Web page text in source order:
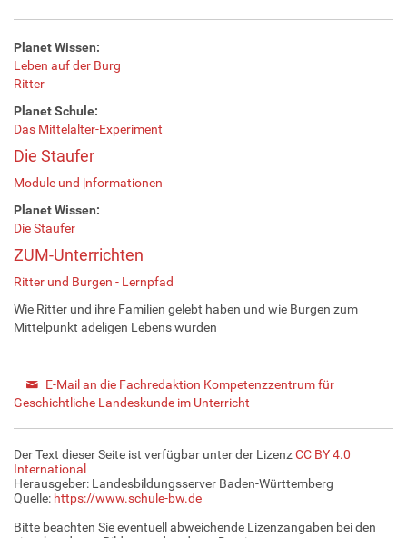
Planet Wissen:
Leben auf der Burg
Ritter
Planet Schule:
Das Mittelalter-Experiment
Die Staufer
Module und |nformationen
Planet Wissen:
Die Staufer
ZUM-Unterrichten
Ritter und Burgen - Lernpfad
Wie Ritter und ihre Familien gelebt haben und wie Burgen zum
Mittelpunkt adeligen Lebens wurden
E-Mail an die Fachredaktion Kompetenzzentrum für
Geschichtliche Landeskunde im Unterricht
Der Text dieser Seite ist verfügbar unter der LizenzCC BY 4.0
International
Herausgeber: Landesbildungsserver Baden-Württemberg
Quelle: https://www.schule-bw.de
Bitte beachten Sie eventuell abweichende Lizenzangaben bei den